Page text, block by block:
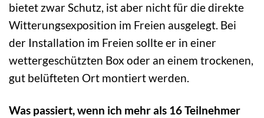
bietet zwar Schutz, ist aber nicht für die direkte
Witterungsexposition im Freien ausgelegt. Bei
der Installation im Freien sollte er in einer
wettergeschützten Box oder an einem trockenen,
gut belüfteten Ort montiert werden.
Was passiert, wenn ich mehr als 16 Teilnehmer